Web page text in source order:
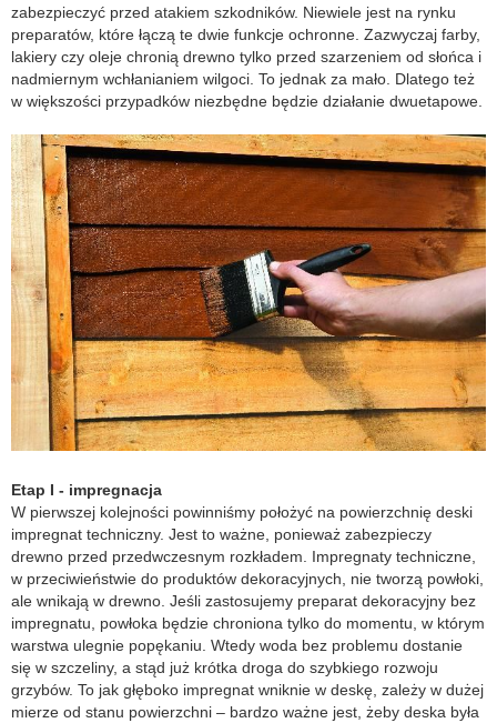
zabezpieczyć przed atakiem szkodników. Niewiele jest na rynku
preparatów, które łączą te dwie funkcje ochronne. Zazwyczaj farby,
lakiery czy oleje chronią drewno tylko przed szarzeniem od słońca i
nadmiernym wchłanianiem wilgoci. To jednak za mało. Dlatego też
w większości przypadków niezbędne będzie działanie dwuetapowe.
Etap I - impregnacja
W pierwszej kolejności powinniśmy położyć na powierzchnię deski
impregnat techniczny. Jest to ważne, ponieważ zabezpieczy
drewno przed przedwczesnym rozkładem. Impregnaty techniczne,
w przeciwieństwie do produktów dekoracyjnych, nie tworzą powłoki,
ale wnikają w drewno. Jeśli zastosujemy preparat dekoracyjny bez
impregnatu, powłoka będzie chroniona tylko do momentu, w którym
warstwa ulegnie popękaniu. Wtedy woda bez problemu dostanie
się w szczeliny, a stąd już krótka droga do szybkiego rozwoju
grzybów. To jak głęboko impregnat wniknie w deskę, zależy w dużej
mierze od stanu powierzchni – bardzo ważne jest, żeby deska była